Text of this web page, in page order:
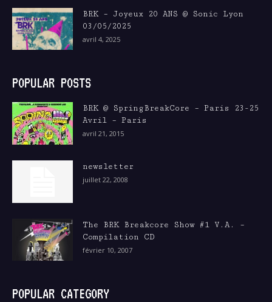
BRK – Joyeux 20 ANS @ Sonic Lyon
03/05/2025
avril 4, 2025
POPULAR POSTS
BRK @ SpringBreakCore – Paris 23-25
Avril – Paris
avril 21, 2015
newsletter
juillet 22, 2008
The BRK Breakcore Show #1 V.A. –
Compilation CD
février 10, 2007
POPULAR CATEGORY